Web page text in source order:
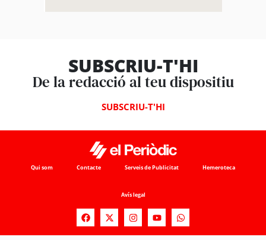
SUBSCRIU-T'HI
De la redacció al teu dispositiu
SUBSCRIU-T'HI
Qui som Contacte Serveis de Publicitat Hemeroteca
Avís legal